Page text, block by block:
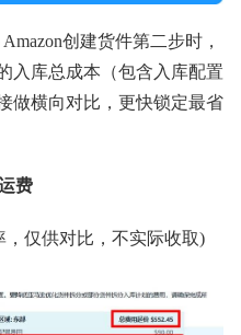
创建货件第二步时，
入库总成本（包含入库配置
做横向对比，更快锁定最省
费
，仅供对比，不实际收取)